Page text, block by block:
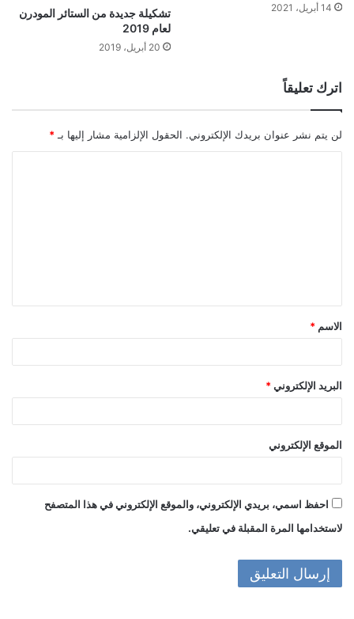
14 أبريل، 2021
تشكيلة جديدة من الستائر المودرن
لعام 2019
20 أبريل، 2019
اترك تعليقاً
لن يتم نشر عنوان بريدك الإلكتروني. الحقول الإلزامية مشار إليها بـ *
ق
*
الاسم *
البريد الإلكتروني *
الموقع الإلكتروني
احفظ اسمي، بريدي الإلكتروني، والموقع الإلكتروني في هذا المتصفح
لاستخدامها المرة المقبلة في تعليقي.